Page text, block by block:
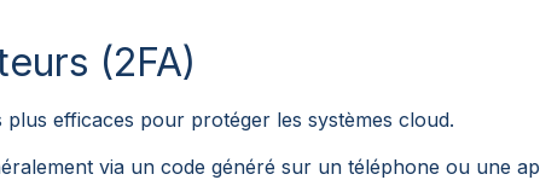
(2FA)
plus efficaces pour protéger les systèmes cloud.
via un code généré sur un téléphone ou une